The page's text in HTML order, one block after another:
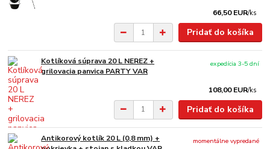
66,50 EUR/ks
Pridať do košíka
Kotlíková súprava 20 L NEREZ +
grilovacia panvica PARTY VAR
108,00 EUR/ks
expedícia 3-5 dní
Pridať do košíka
Antikorový kotlík 20 L (0,8 mm) +
momentálne vypredané